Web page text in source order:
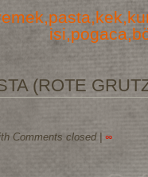
(ROTE
Comments closed| ∞